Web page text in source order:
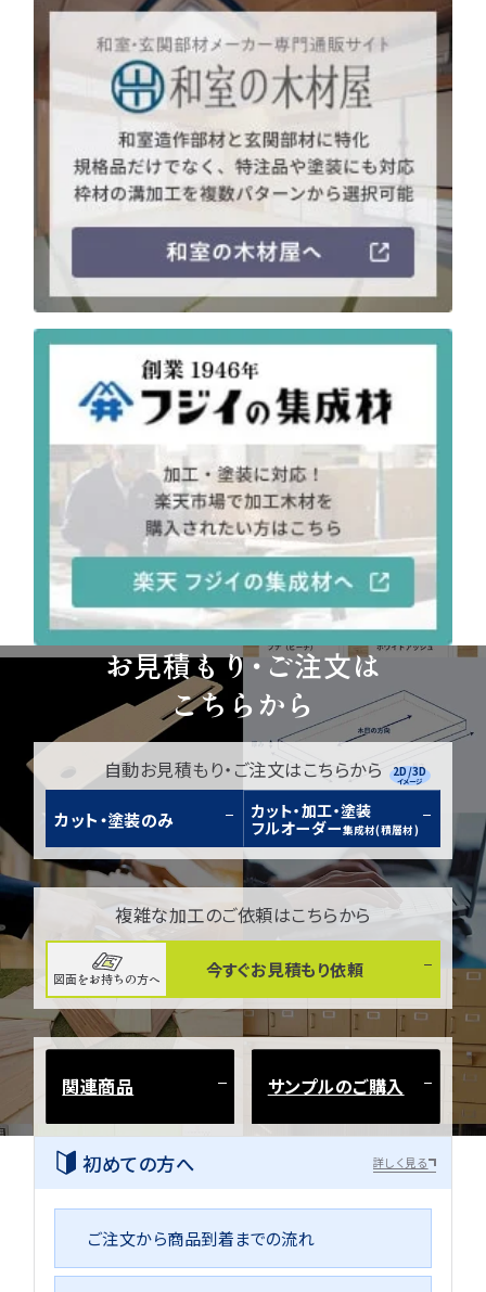
フォトコンテスト その他
お見積もり・ご注文は
こちらから
自動お見積もり・ご注文はこちらから
カット・塗装のみ
カット・加工・塗装
フルオーダー集成材(積層材)
2D/3D
イメージ
複雑な加工のご依頼はこちらから
図面をお持ちの方へ 今すぐお見積もり依頼
関連商品 サンプルのご購入
初めての方へ 詳しく見る
ご注文から商品到着までの流れ